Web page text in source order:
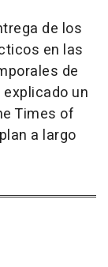
de los
en las
de
un
Times of
a largo